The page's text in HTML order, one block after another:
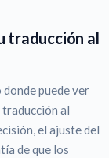
traducción al
puede ver
al
el ajuste del
de que los